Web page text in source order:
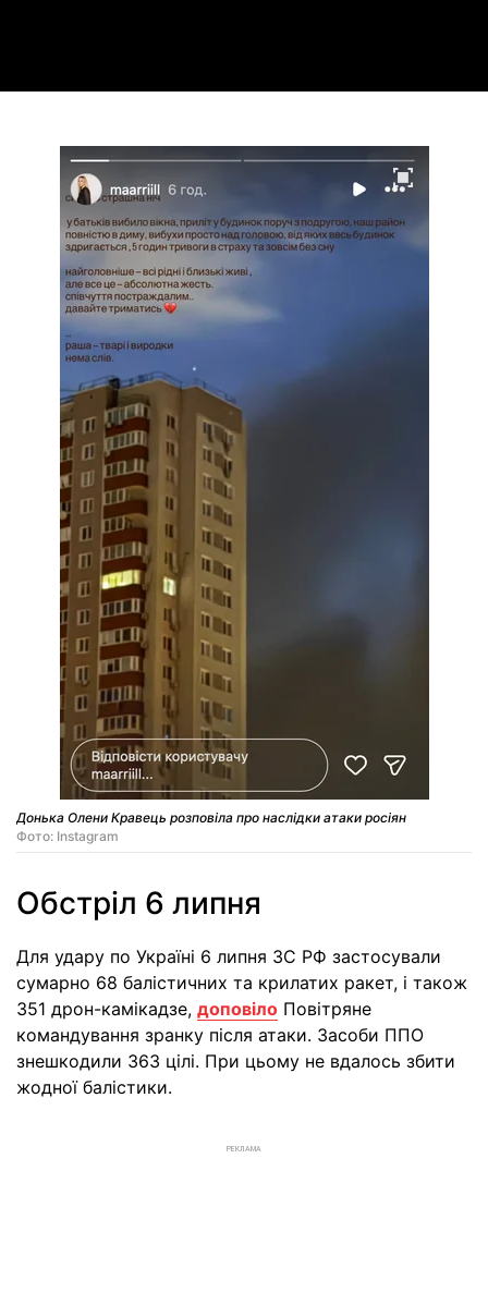
Донька Олени Кравець розповіла про наслідки атаки росіян
Фото: Instagram
Обстріл 6 липня
Для удару по Україні 6 липня ЗС РФ застосували
сумарно 68 балістичних та крилатих ракет, і також
351 дрон-камікадзе, доповіло Повітряне
командування зранку після атаки. Засоби ППО
знешкодили 363 цілі. При цьому не вдалось збити
жодної балістики.
РЕКЛАМА